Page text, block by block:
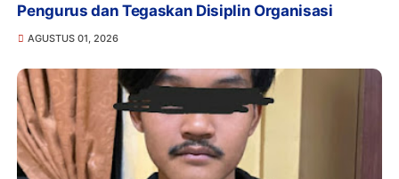
Pengurus dan Tegaskan Disiplin Organisasi
AGUSTUS 01, 2026